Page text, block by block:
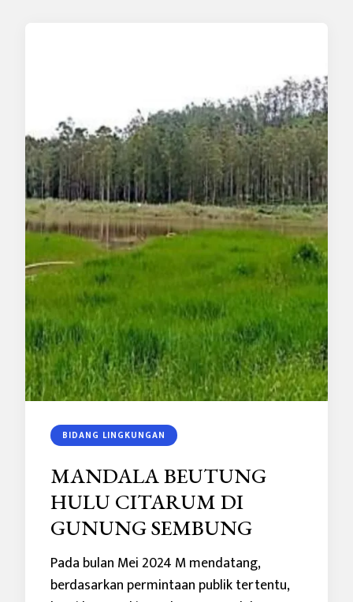
BIDANG LINGKUNGAN
MANDALA BEUTUNG
HULU CITARUM DI
GUNUNG SEMBUNG
Pada bulan Mei 2024 M mendatang,
berdasarkan permintaan publik tertentu,